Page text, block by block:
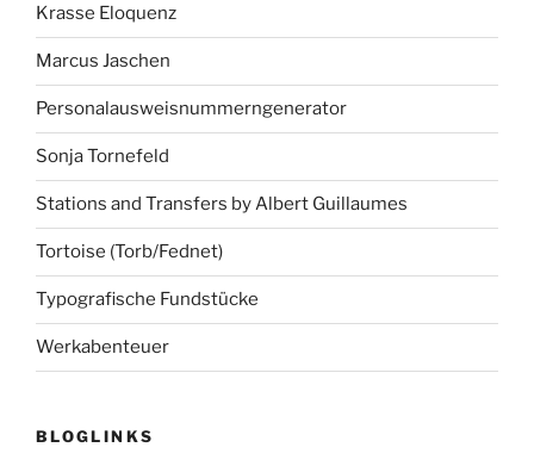
Krasse Eloquenz
Marcus Jaschen
Personalausweisnummerngenerator
Sonja Tornefeld
Stations and Transfers by Albert Guillaumes
Tortoise (Torb/Fednet)
Typografische Fundstücke
Werkabenteuer
BLOGLINKS